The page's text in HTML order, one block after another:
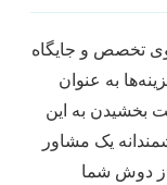
تخصص و جایگاه
به عنوان
بخشیدن به این
یک مشاور
از دوش شما